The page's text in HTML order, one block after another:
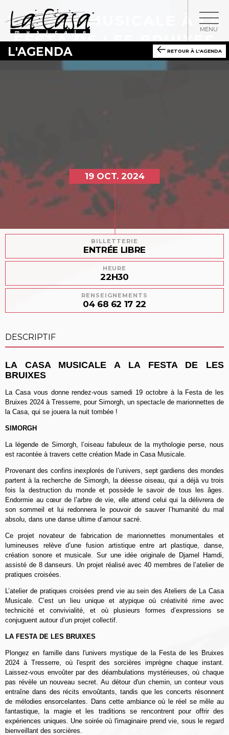
MENU
L'AGENDA RETOUR À L'AGENDA
LA CASA MUSICALE À LA
FESTA DE LES BRUIXES
19 OCT. 2024
BILLETTERIE
ENTRÉE LIBRE
HEURE
22H30
RENSEIGNEMENTS
04 68 62 17 22
DESCRIPTIF
LA CASA MUSICALE A LA FESTA DE LES
BRUIXES
La Casa vous donne rendez-vous samedi 19 octobre à la Festa de les
Bruixes 2024 à Tresserre, pour Simorgh, un spectacle de marionnettes de
la Casa, qui se jouera la nuit tombée !
SIMORGH
La légende de Simorgh, l’oiseau fabuleux de la mythologie perse, nous
est racontée à travers cette création Made in Casa Musicale.
Provenant des confins inexplorés de l’univers, sept gardiens des mondes
partent à la recherche de Simorgh, la déesse oiseau, qui a déjà vu trois
fois la destruction du monde et possède le savoir de tous les âges.
Endormie au cœur de l’arbre de vie, elle attend celui qui la délivrera de
son sommeil et lui redonnera le pouvoir de sauver l’humanité du mal
absolu, dans une danse ultime d’amour sacré.
Ce projet novateur de fabrication de marionnettes monumentales et
lumineuses relève d’une fusion artistique entre art plastique, danse,
création sonore et musicale. Sur une idée originale de Djamel Hamdi,
assisté de 8 danseurs. Un projet réalisé avec 40 membres de l’atelier de
pratiques croisées.
L’atelier de pratiques croisées prend vie au sein des Ateliers de La Casa
Musicale. C’est un lieu unique et atypique où créativité rime avec
technicité et convivialité, et où plusieurs formes d’expressions se
conjuguent autour d’un projet collectif.
LA FESTA DE LES BRUIXES
Plongez en famille dans l'univers mystique de la Festa de les Bruixes
2024 à Tresserre, où l'esprit des sorcières imprègne chaque instant.
Laissez-vous envoûter par des déambulations mystérieuses, où chaque
pas révèle un nouveau secret. Au détour d'un chemin, un conteur vous
entraîne dans des récits envoûtants, tandis que les concerts résonnent
de mélodies ensorcelantes. Dans cette ambiance où le réel se mêle au
fantastique, la magie et les traditions se rencontrent pour offrir des
expériences uniques. Une soirée où l'imaginaire prend vie, sous le regard
bienveillant des sorcières.